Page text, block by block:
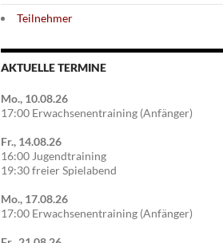
Teilnehmer
AKTUELLE TERMINE
Mo., 10.08.26
17:00 Erwachsenentraining (Anfänger)
Fr., 14.08.26
16:00 Jugendtraining
19:30 freier Spielabend
Mo., 17.08.26
17:00 Erwachsenentraining (Anfänger)